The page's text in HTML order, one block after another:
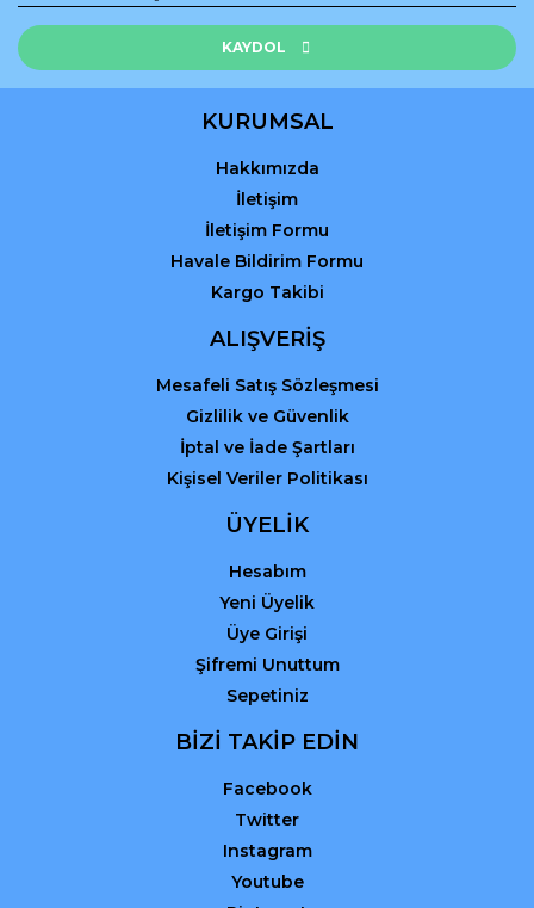
KAYDOL
KURUMSAL
Hakkımızda
İletişim
İletişim Formu
Havale Bildirim Formu
Kargo Takibi
ALIŞVERİŞ
Mesafeli Satış Sözleşmesi
Gizlilik ve Güvenlik
İptal ve İade Şartları
Kişisel Veriler Politikası
ÜYELİK
Hesabım
Yeni Üyelik
Üye Girişi
Şifremi Unuttum
Sepetiniz
BİZİ TAKİP EDİN
Facebook
Twitter
Instagram
Youtube